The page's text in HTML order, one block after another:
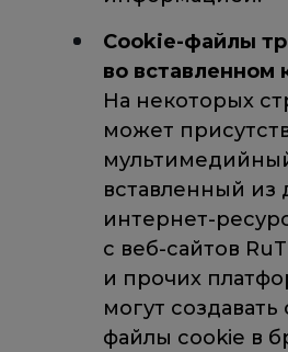
Cookie-файлы
во вставленном
На некоторых
может
вставленный из
интернет-
с веб-сайтов
и прочих
могут
файлы cookie в